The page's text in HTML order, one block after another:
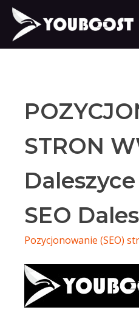
STRON
SEO
Pozycjonowanie (SEO)